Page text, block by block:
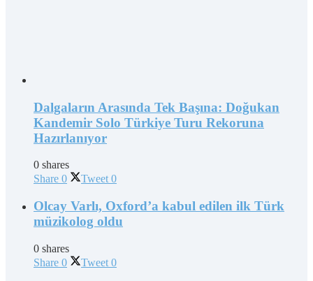
Dalgaların Arasında Tek Başına: Doğukan
Kandemir Solo Türkiye Turu Rekoruna
Hazırlanıyor
0 shares
Share 0 Tweet 0
Olcay Varlı, Oxford’a kabul edilen ilk Türk
müzikolog oldu
0 shares
Share 0 Tweet 0